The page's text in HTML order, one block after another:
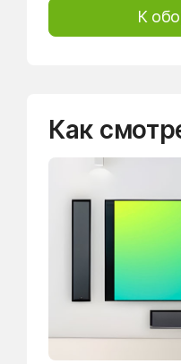
К
Как